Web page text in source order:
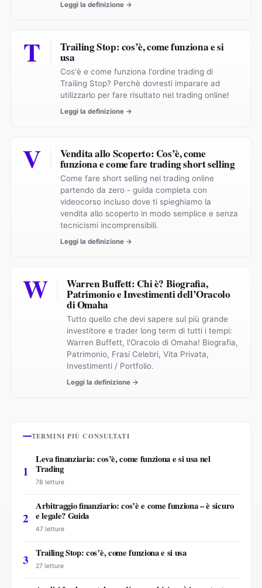
Leggi la definizione →
T Trailing Stop: cos’è, come funziona e si
usa
Cos'è e come funziona l'ordine trading di
Trailing Stop? Perchè dovresti imparare ad
utilizzarlo per fare risultato nel trading online!
Leggi la definizione →
V Vendita allo Scoperto: Cos’è, come
funziona e come fare trading short selling
Come fare short selling nel trading online
partendo da zero - guida completa con
videocorso incluso dove ti spieghiamo la
vendita allo scoperto in modo semplice e senza
tecnicismi incomprensibili.
Leggi la definizione →
W Warren Buffett: Chi è? Biografia,
Patrimonio e Investimenti dell’Oracolo
di Omaha
Tutto quello che devi sapere sul più grande
investitore e trader long term di tutti i tempi:
Warren Buffett, l'Oracolo di Omaha! Biografia,
Patrimonio, Frasi Celebri, Vita Privata,
Investimenti / Portfolio.
Leggi la definizione →
TERMINI PIÙ CONSULTATI
1
Leva finanziaria: cos’è, come funziona e si usa nel
Trading
78 letture
2
Arbitraggio finanziario: cos’è e come funziona – è sicuro
e legale? Guida
47 letture
3 Trailing Stop: cos’è, come funziona e si usa
27 letture